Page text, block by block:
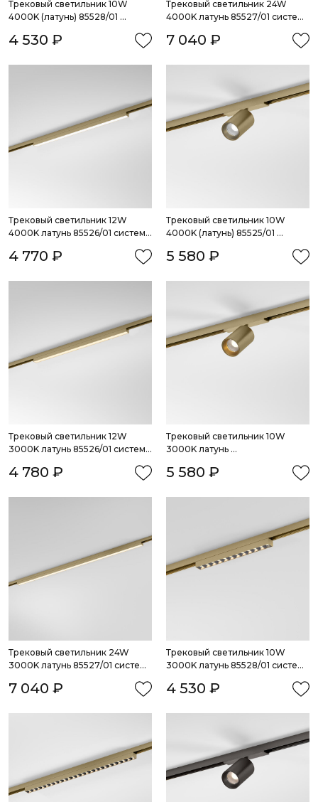
Трековый светильник 10W
4000K (латунь) 85528/01
4 530 ₽
Трековый светильник 24W
4000K латунь 85527/01 система
7 040 ₽
Трековый светильник 12W
4000K латунь 85526/01 система
4 770 ₽
Трековый светильник 10W
4000K (латунь) 85525/01
5 580 ₽
Трековый светильник 12W
3000K латунь 85526/01 система
4 780 ₽
Трековый светильник 10W
3000K латунь
5 580 ₽
Трековый светильник 24W
3000K латунь 85527/01 система
7 040 ₽
Трековый светильник 10W
3000K латунь 85528/01 система
4 530 ₽